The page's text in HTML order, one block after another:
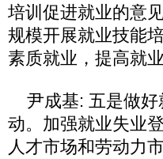
培训促进就业的意
规模开展就业技能
素质就业，提高就
尹成基: 五是做好
动。加强就业失业
人才市场和劳动力